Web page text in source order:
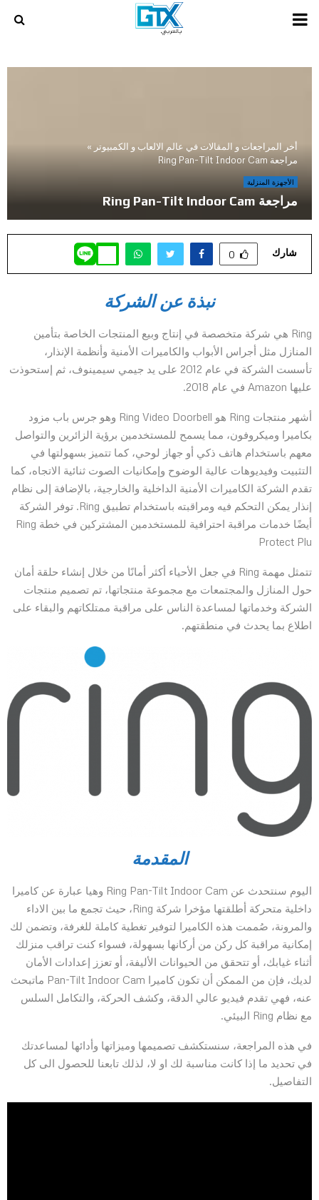
PRIMARY
أخر المراجعات و المقالات في عالم الالعاب و الكمبيوتر »
مراجعة Ring Pan-Tilt Indoor Cam
الأجهزة المنزلية
مراجعة Ring Pan-Tilt Indoor Cam
شارك 0
نبذة عن الشركة
Ring هي شركة متخصصة في إنتاج وبيع المنتجات الخاصة بتأمين
المنازل مثل أجراس الأبواب والكاميرات الأمنية وأنظمة الإنذار،
تأسست الشركة في عام 2012 على يد جيمي سيمينوف، ثم إستحوذت
عليها Amazon في عام 2018.
أشهر منتجات Ring هو Ring Video Doorbell وهو جرس باب مزود
بكاميرا وميكروفون، مما يسمح للمستخدمين برؤية الزائرين والتواصل
معهم باستخدام هاتف ذكي أو جهاز لوحي، كما تتميز بسهولتها في
التثبيت وفيديوهات عالية الوضوح وإمكانيات الصوت ثنائية الاتجاه، كما
تقدم الشركة الكاميرات الأمنية الداخلية والخارجية، بالإضافة إلى نظام
إنذار يمكن التحكم فيه ومراقبته باستخدام تطبيق Ring. توفر الشركة
أيضًا خدمات مراقبة احترافية للمستخدمين المشتركين في خطة Ring
Protect Plu
تتمثل مهمة Ring في جعل الأحياء أكثر أمانًا من خلال إنشاء حلقة أمان
حول المنازل والمجتمعات مع مجموعة منتجاتها، تم تصميم منتجات
الشركة وخدماتها لمساعدة الناس على مراقبة ممتلكاتهم والبقاء على
اطلاع بما يحدث في منطقتهم.
المقدمة
اليوم سنتحدث عن Ring Pan-Tilt Indoor Cam وهيا عبارة عن كاميرا
داخلية متحركة أطلقتها مؤخرا شركة Ring، حيث تجمع ما بين الاداء
والمرونة، صُممت هذه الكاميرا لتوفير تغطية كاملة للغرفة، وتضمن لك
إمكانية مراقبة كل ركن من أركانها بسهولة، فسواء كنت تراقب منزلك
أثناء غيابك، أو تتحقق من الحيوانات الأليفة، أو تعزز إعدادات الأمان
لديك، فإن من الممكن أن تكون كاميرا Pan-Tilt Indoor Cam ماتبحث
عنه، فهي تقدم فيديو عالي الدقة، وكشف الحركة، والتكامل السلس
مع نظام Ring البيئي.
في هذه المراجعة، سنستكشف تصميمها وميزاتها وأدائها لمساعدتك
في تحديد ما إذا كانت مناسبة لك او لا، لذلك تابعنا للحصول الى كل
التفاصيل.